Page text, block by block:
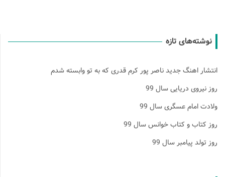
نوشته‌های تازه
انتشار اهنگ جدید ناصر پور کرم قدری که به تو وابسته شدم
روز نیروی دریایی سال 99
ولادت امام عسگری سال 99
روز کتاب و کتاب خوانس سال 99
روز تولد پیامبر سال 99